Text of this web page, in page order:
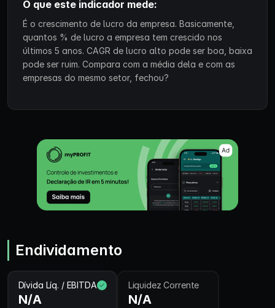
O que este indicador mede:
É o crescimento de lucro da empresa. Basicamente,
quantos % de lucro a empresa tem crescido nos
últimos 5 anos. CAGR de lucro alto pode ser boa, baixa
pode ser ruim. Compara com a média dela e com as
empresas do mesmo setor, fechou?
Endividamento
Dívida Líq. / EBITDA
N/A
Liquidez Corrente
N/A